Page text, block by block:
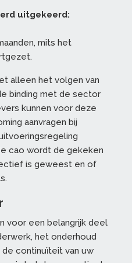
uitgekeerd:
mits het
alleen het volgen van
binding met de sector
kunnen voor deze
aanvragen bij
cao wordt de gekeken
is geweest en of
voor een belangrijk deel
het onderhoud
de continuïteit van uw